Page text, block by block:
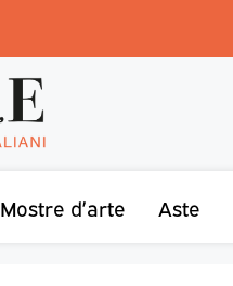
Mostre d’arte Aste